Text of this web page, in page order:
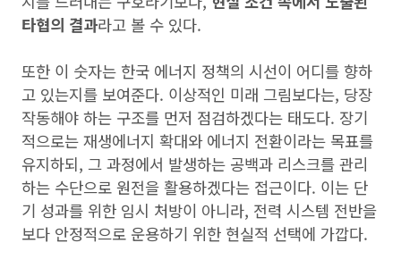
타협의 결과라고 볼 수 있다.
또한 이 숫자는 한국 에너지 정책의 시선이 어디를 향하
고 있는지를 보여준다. 이상적인 미래 그림보다는, 당장
작동해야 하는 구조를 먼저 점검하겠다는 태도다. 장기
적으로는 재생에너지 확대와 에너지 전환이라는 목표를
유지하되, 그 과정에서 발생하는 공백과 리스크를 관리
하는 수단으로 원전을 활용하겠다는 접근이다. 이는 단
기 성과를 위한 임시 처방이 아니라, 전력 시스템 전반을
보다 안정적으로 운용하기 위한 현실적 선택에 가깝다.